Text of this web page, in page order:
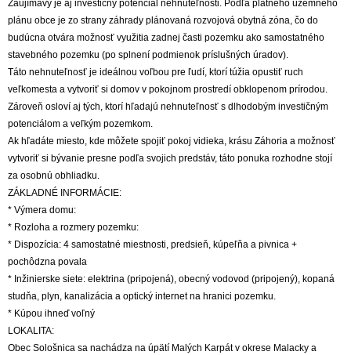
Zaujímavý je aj investičný potenciál nehnuteľnosti. Podľa platného územného
plánu obce je zo strany záhrady plánovaná rozvojová obytná zóna, čo do
budúcna otvára možnosť využitia zadnej časti pozemku ako samostatného
stavebného pozemku (po splnení podmienok príslušných úradov).
Táto nehnuteľnosť je ideálnou voľbou pre ľudí, ktorí túžia opustiť ruch
veľkomesta a vytvoriť si domov v pokojnom prostredí obklopenom prírodou.
Zároveň osloví aj tých, ktorí hľadajú nehnuteľnosť s dlhodobým investičným
potenciálom a veľkým pozemkom.
Ak hľadáte miesto, kde môžete spojiť pokoj vidieka, krásu Záhoria a možnosť
vytvoriť si bývanie presne podľa svojich predstáv, táto ponuka rozhodne stojí
za osobnú obhliadku.
ZÁKLADNÉ INFORMÁCIE:
* Výmera domu:
* Rozloha a rozmery pozemku:
* Dispozícia: 4 samostatné miestnosti, predsieň, kúpeľňa a pivnica +
pochôdzna povala
* Inžinierske siete: elektrina (pripojená), obecný vodovod (pripojený), kopaná
studňa, plyn, kanalizácia a optický internet na hranici pozemku.
* Kúpou ihneď voľný
LOKALITA:
Obec Sološnica sa nachádza na úpätí Malých Karpát v okrese Malacky a